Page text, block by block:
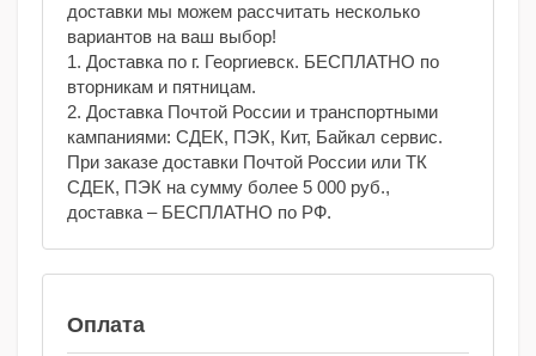
доставки мы можем рассчитать несколько
вариантов на ваш выбор!
1. Доставка по г. Георгиевск. БЕСПЛАТНО по
вторникам и пятницам.
2. Доставка Почтой России и транспортными
кампаниями: СДЕК, ПЭК, Кит, Байкал сервис.
При заказе доставки Почтой России или ТК
СДЕК, ПЭК на сумму более 5 000 руб.,
доставка – БЕСПЛАТНО по РФ.
Оплата